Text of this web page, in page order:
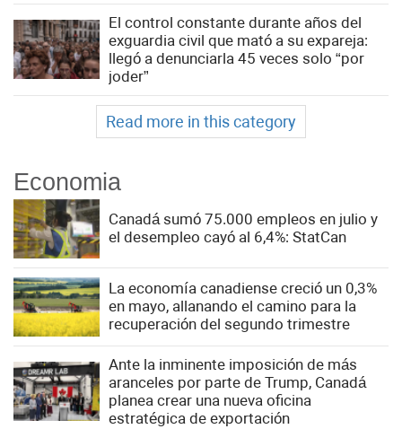
El control constante durante años del
exguardia civil que mató a su expareja:
llegó a denunciarla 45 veces solo “por
joder”
Read more in this category
Economia
Canadá sumó 75.000 empleos en julio y
el desempleo cayó al 6,4%: StatCan
La economía canadiense creció un 0,3%
en mayo, allanando el camino para la
recuperación del segundo trimestre
Ante la inminente imposición de más
aranceles por parte de Trump, Canadá
planea crear una nueva oficina
estratégica de exportación